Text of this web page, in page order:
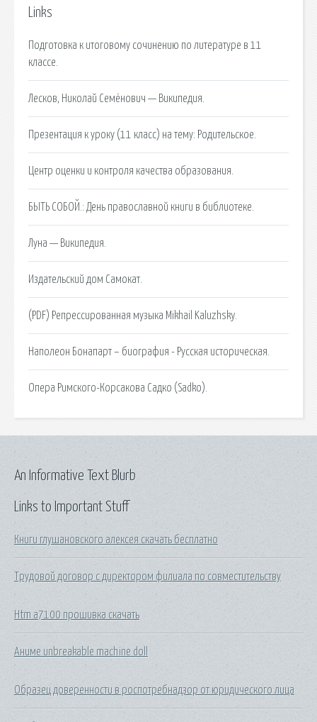
Links
Подготовка к итоговому сочинению по литературе в 11
классе.
Лесков, Николай Семёнович — Википедия.
Презентация к уроку (11 класс) на тему: Родительское.
Центр оценки и контроля качества образования.
БЫТЬ СОБОЙ.: День православной книги в библиотеке.
Луна — Википедия.
Издательский дом Самокат.
(PDF) Репрессированная музыка Mikhail Kaluzhsky.
Наполеон Бонапарт – биография - Русская историческая.
Опера Римского-Корсакова Садко (Sadko).
Links to Important Stuff
Книги глушановского алексея скачать бесплатно
Трудовой договор с директором филиала по совместительству
Htm a7100 прошивка скачать
Аниме unbreakable machine doll
Образец доверенности в роспотребнадзор от юридического лица
An Informative Text Blurb